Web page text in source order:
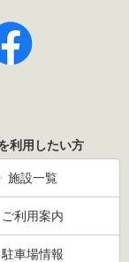
利用したい方
施設一覧
ご利用案内
駐車場情報